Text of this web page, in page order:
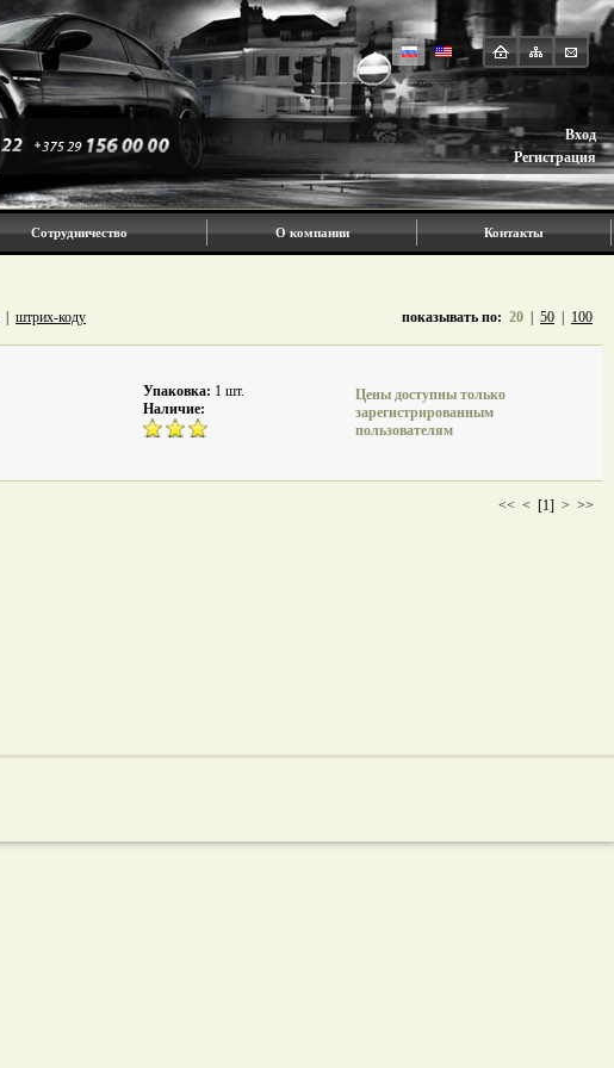
Вход
Регистрация
Сотрудничество О компании Контакты
штрих-коду показывать по: 20 50 100
Упаковка: 1 шт.
Наличие:
Цены доступны только
зарегистрированным
пользователям
<< < [1] > >>